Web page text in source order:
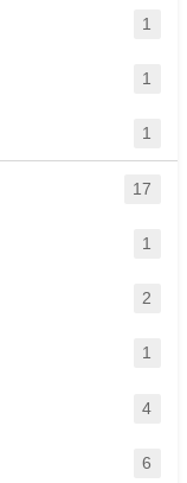
1
1
1
17
1
2
1
4
6